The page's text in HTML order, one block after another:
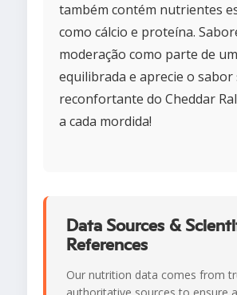
também contém nutrientes
como cálcio e proteína.
moderação como parte de
equilibrada e aprecie o sabor
reconfortante do Cheddar
a cada mordida!
Data Sources &
References
Our nutrition data comes from